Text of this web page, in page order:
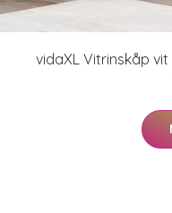
vidaXL Vitrinskåp vit